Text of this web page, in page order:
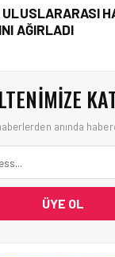
ULUSLARARASI
AĞIRLADI
anında
ÜYE OL